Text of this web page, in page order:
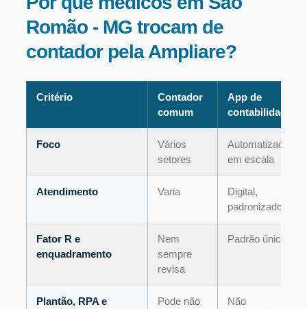
Romão - MG trocam de
contador pela Ampliare?
Critério
Contador
comum
App de
contabilidade
Foco
Vários
setores
Automatizado,
em escala
Atendimento Varia
Digital,
padronizado
Fator R e
enquadramento
Nem
sempre
revisa
Padrão único
Plantão, RPA e
Pode não
Não